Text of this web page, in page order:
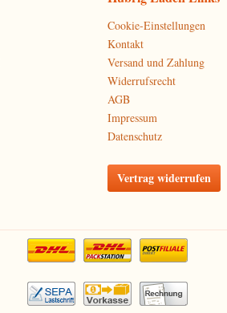
Cookie-Einstellungen
Kontakt
Versand und Zahlung
Widerrufsrecht
AGB
Impressum
Datenschutz
Vertrag widerrufen